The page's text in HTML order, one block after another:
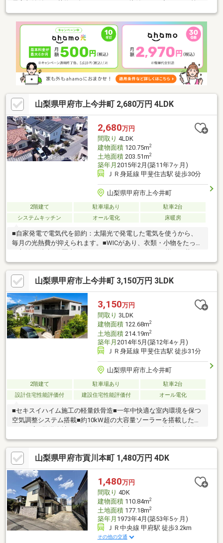
所完備で、朝の忙しい時間帯も快適に利用可能◆駐車3台可能
で、ご家族用や来客用としても便利です物件の詳細、ご見学のご
希望はお気軽にお問い合わせください！
山梨県甲府市上今井町 2,680万円 4LDK
2,680万円
間取り 4LDK
建物面積120.75m2
土地面積203.51m2
築年月 2015年2月(築11年7ヶ月)
ＪＲ身延線 甲斐住吉駅 徒歩30分
山梨県甲府市上今井町
2階建て 駐車場あり
駐車2台
システムキッチン
オール電化 床暖房
■自家発電で電気代を節約：太陽光で発電した電気を使うから、
毎月の光熱費が抑えられます。■WICがあり、衣類・小物をたっぷ
しに便利な立地！■周辺環境はもちろん、日当たりや設備仕様な
ど、実際に現地でしか分からない魅力も多くございます。営業担
当がご案内いたしますので、お気軽にお問い合わせください。
山梨県甲府市上今井町 3,150万円 3LDK
3,150万円
間取り 3LDK
建物面積122.68m2
土地面積214.19m2
築年月 2014年5月(築12年4ヶ月)
ＪＲ身延線 甲斐住吉駅 徒歩31分
山梨県甲府市上今井町
2階建て 駐車場あり
駐車2台
設計住宅性能評価付
建設住宅性能評価付 オール電化
■セキスイハイム施工の軽量鉄骨造■一年中快適な室内環境を保つ
空気調整システム搭載■約10kW超の大容量ソーラーを搭載した省
宅性能評価書取得済の安心住宅■コンビニ・スーパー・ドラッグ
ストアが徒歩圏内（約500m）■山城小学校まで徒歩8分。お子様
の通学も安心な距離。※ハウスクリーニング、鍵交換後の引渡し
になります。
山梨県甲府市貢川本町 1,480万円 4DK
1,480万円
間取り 4DK
建物面積110.84m2
土地面積177.18m2
築年月 1973年4月(築53年5ヶ月)
ＪＲ中央線 甲府駅 徒歩3.2km
その他の交通